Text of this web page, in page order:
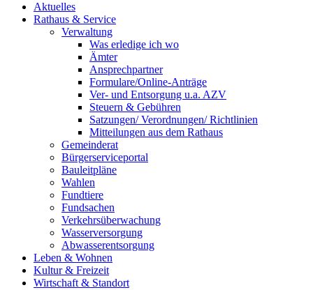
Aktuelles
Rathaus & Service
Verwaltung
Was erledige ich wo
Ämter
Ansprechpartner
Formulare/Online-Anträge
Ver- und Entsorgung u.a. AZV
Steuern & Gebühren
Satzungen/ Verordnungen/ Richtlinien
Mitteilungen aus dem Rathaus
Gemeinderat
Bürgerserviceportal
Bauleitpläne
Wahlen
Fundtiere
Fundsachen
Verkehrsüberwachung
Wasserversorgung
Abwasserentsorgung
Leben & Wohnen
Kultur & Freizeit
Wirtschaft & Standort